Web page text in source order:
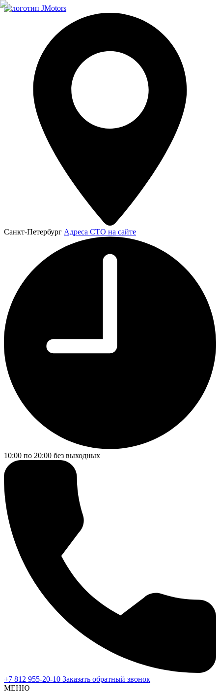
Санкт-Петербург Адреса СТО на сайте
10:00 по 20:00 без выходных
+7 812 955-20-10 Заказать обратный звонок
МЕНЮ